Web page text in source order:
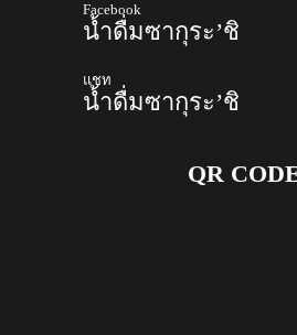
Facebook
น้ำดื่มซากุระ’ชิ
แชท
น้ำดื่มซากุระ’ชิ
QR